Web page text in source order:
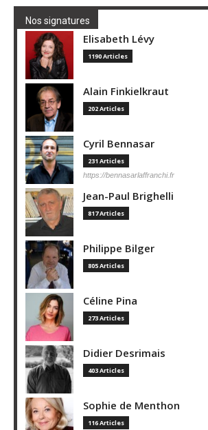
Nos signatures
Elisabeth Lévy
1190 Articles
Alain Finkielkraut
202 Articles
Cyril Bennasar
231 Articles
https://bennasarlaffranchi.fr
Jean-Paul Brighelli
817 Articles
Philippe Bilger
805 Articles
Céline Pina
273 Articles
Didier Desrimais
403 Articles
Sophie de Menthon
116 Articles